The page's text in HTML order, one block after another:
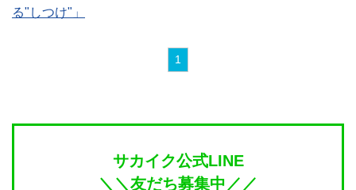
る"しつけ"」
1
サカイク公式LINE
＼＼友だち募集中／／